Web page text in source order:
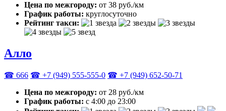
Цена по межгороду: от 38 руб./км
График работы: круглосуточно
Рейтинг такси:
Алло
☎ 666 ☎ +7 (949) 555-555-0 ☎ +7 (949) 652-50-71
Цена по межгороду: от 28 руб./км
График работы: с 4:00 до 23:00